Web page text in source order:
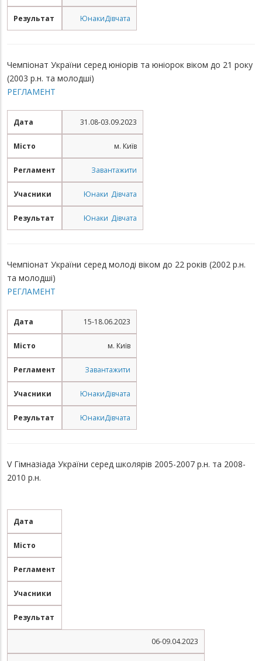
Результат ЮнакиДівчата
Чемпіонат України серед юніорів та юніорок віком до 21 року
(2003 р.н. та молодші)
РЕГЛАМЕНТ
Дата
Місто
Регламент
Учасники
Результат
31.08-03.09.2023
м. Київ
Завантажити
Юнаки Дівчата
Юнаки Дівчата
Чемпіонат України серед молоді віком до 22 років (2002 р.н.
та молодші)
РЕГЛАМЕНТ
Дата
Місто
Регламент
Учасники
Результат
15-18.06.2023
м. Київ
Завантажити
ЮнакиДівчата
ЮнакиДівчата
V Гімназіада України серед школярів 2005-2007 р.н. та 2008-
2010 р.н.
Дата
Місто
Регламент
Учасники
Результат
06-09.04.2023